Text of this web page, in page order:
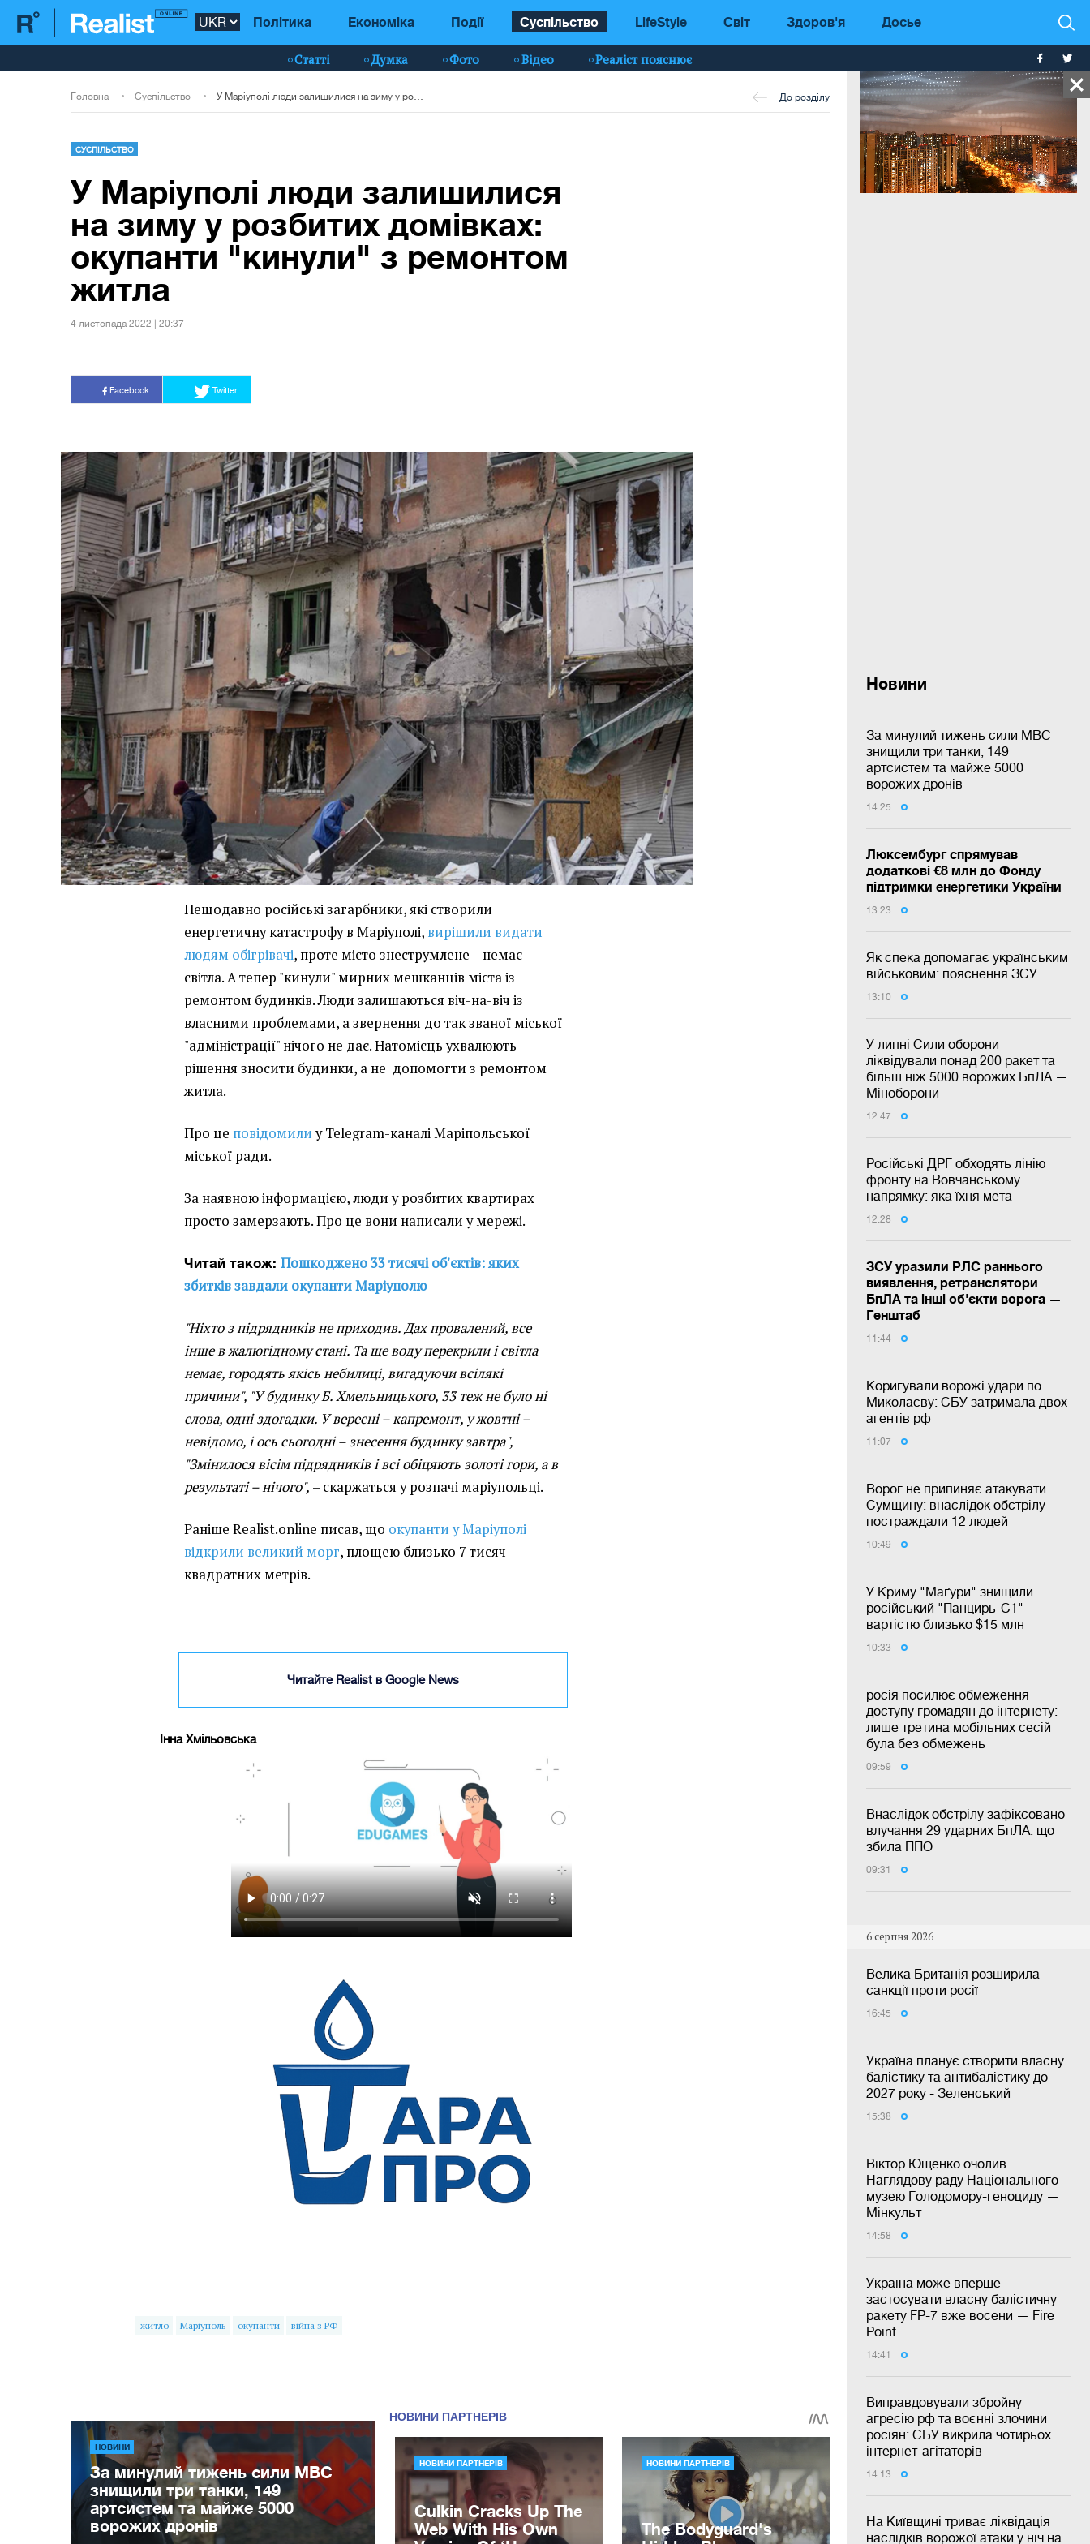
Політика Економіка Події Суспільство LifeStyle Світ Здоров'я Досье
Статті Думка Фото Відео Реаліст пояснює
Новини
За минулий тижень сили МВС
знищили три танки, 149
артсистем та майже 5000
ворожих дронів
14:25
Люксембург спрямував
додаткові €8 млн до Фонду
підтримки енергетики України
13:23
Як спека допомагає українським
військовим: пояснення ЗСУ
13:10
У липні Сили оборони
ліквідували понад 200 ракет та
більш ніж 5000 ворожих БпЛА —
Міноборони
12:47
Російські ДРГ обходять лінію
фронту на Вовчанському
напрямку: яка їхня мета
12:28
ЗСУ уразили РЛС раннього
виявлення, ретранслятори
БпЛА та інші об'єкти ворога —
Генштаб
11:44
Коригували ворожі удари по
Миколаєву: СБУ затримала двох
агентів рф
11:07
Ворог не припиняє атакувати
Сумщину: внаслідок обстрілу
постраждали 12 людей
10:49
У Криму "Маґури" знищили
російський "Панцирь-С1"
вартістю близько $15 млн
10:33
росія посилює обмеження
доступу громадян до інтернету:
лише третина мобільних сесій
була без обмежень
09:59
Внаслідок обстрілу зафіксовано
влучання 29 ударних БпЛА: що
збила ППО
09:31
6 серпня 2026
Велика Британія розширила
санкції проти росії
16:45
Україна планує створити власну
балістику та антибалістику до
2027 року - Зеленський
15:38
Віктор Ющенко очолив
Наглядову раду Національного
музею Голодомору-геноциду —
Мінкульт
14:58
Україна може вперше
застосувати власну балістичну
ракету FP-7 вже восени — Fire
Point
14:41
Виправдовували збройну
агресію рф та воєнні злочини
росіян: СБУ викрила чотирьох
інтернет-агітаторів
14:13
На Київщині триває ліквідація
наслідків ворожої атаки у ніч на
Головна Суспільство До розділу
СУСПІЛЬСТВО
У Маріуполі люди залишилися
на зиму у розбитих домівках:
окупанти "кинули" з ремонтом
житла
4 листопада 2022 | 20:37
Facebook Twitter
Нещодавно російські загарбники, які створили
енергетичну катастрофу в Маріуполі, вирішили видати
людям обігрівачі, проте місто знеструмлене – немає
світла. А тепер "кинули" мирних мешканців міста із
ремонтом будинків. Люди залишаються віч-на-віч із
власними проблемами, а звернення до так званої міської
"адміністрації" нічого не дає. Натомісць ухвалюють
рішення зносити будинки, а не допомогти з ремонтом
житла.
Про це повідомилиу Telegram-каналі Маріпольської
міської ради.
За наявною інформацією, люди у розбитих квартирах
просто замерзають. Про це вони написали у мережі.
Читай також:Пошкоджено 33 тисячі об'єктів: яких
збитків завдали окупанти Маріуполю
"Ніхто з підрядників не приходив. Дах провалений, все
інше в жалюгідному стані. Та ще воду перекрили і світла
немає, городять якісь небилиці, вигадуючи всілякі
причини", "У будинку Б. Хмельницького, 33 теж не було ні
слова, одні здогадки. У вересні – капремонт, у жовтні –
невідомо, і ось сьогодні – знесення будинку завтра",
"Змінилося вісім підрядників і всі обіцяють золоті гори, а в
результаті – нічого", – скаржаться у розпачі маріупольці.
Раніше Realist.online писав, що окупанти у Маріуполі
відкрили великий морг, площею близько 7 тисяч
квадратних метрів.
Читайте Realist в Google News
Інна Хмільовська
житло Маріуполь окупанти війна з РФ
НОВИНИ
За минулий тижень сили МВС
знищили три танки, 149
артсистем та майже 5000
ворожих дронів